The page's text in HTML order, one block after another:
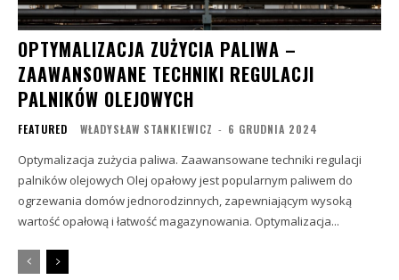
OPTYMALIZACJA ZUŻYCIA PALIWA –
ZAAWANSOWANE TECHNIKI REGULACJI
PALNIKÓW OLEJOWYCH
FEATURED WŁADYSŁAW STANKIEWICZ - 6 GRUDNIA 2024
Optymalizacja zużycia paliwa. Zaawansowane techniki regulacji
palników olejowych Olej opałowy jest popularnym paliwem do
ogrzewania domów jednorodzinnych, zapewniającym wysoką
wartość opałową i łatwość magazynowania. Optymalizacja...